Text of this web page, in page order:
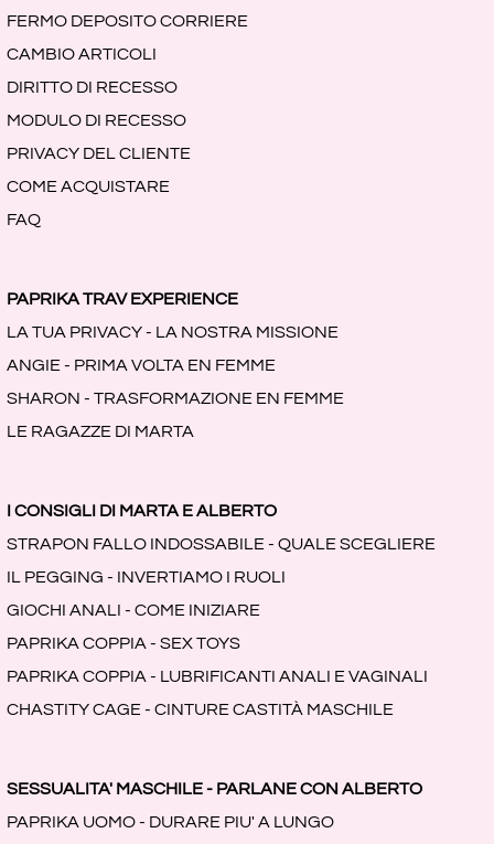
FERMO DEPOSITO CORRIERE
CAMBIO ARTICOLI
DIRITTO DI RECESSO
MODULO DI RECESSO
PRIVACY DEL CLIENTE
COME ACQUISTARE
FAQ
PAPRIKA TRAV EXPERIENCE
LA TUA PRIVACY - LA NOSTRA MISSIONE
ANGIE - PRIMA VOLTA EN FEMME
SHARON - TRASFORMAZIONE EN FEMME
LE RAGAZZE DI MARTA
I CONSIGLI DI MARTA E ALBERTO
STRAPON FALLO INDOSSABILE - QUALE SCEGLIERE
IL PEGGING - INVERTIAMO I RUOLI
GIOCHI ANALI - COME INIZIARE
PAPRIKA COPPIA - SEX TOYS
PAPRIKA COPPIA - LUBRIFICANTI ANALI E VAGINALI
CHASTITY CAGE - CINTURE CASTITÀ MASCHILE
SESSUALITA' MASCHILE - PARLANE CON ALBERTO
PAPRIKA UOMO - DURARE PIU' A LUNGO